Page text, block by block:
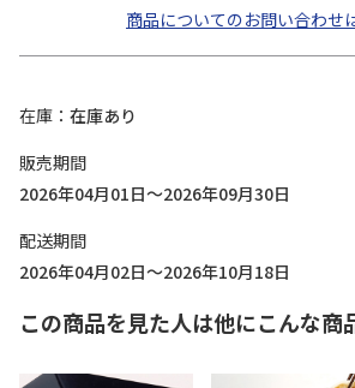
商品についてのお問い合わせ
在庫
在庫あり
販売期間
2026年04月01日～2026年09月30日
配送期間
2026年04月02日～2026年10月18日
この商品を見た人は他にこんな商